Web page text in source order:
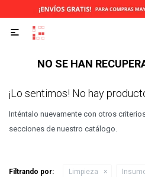

NO SE HAN
¡Lo sentimos! No hay
Inténtalo nuevamente con otros
secciones de nuestro catálogo.
Filtrando por: Limpieza